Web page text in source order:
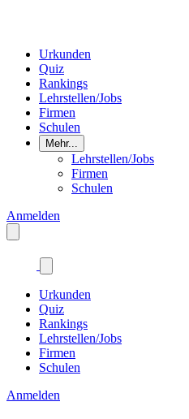
Urkunden
Quiz
Rankings
Lehrstellen/Jobs
Firmen
Schulen
Mehr...
Lehrstellen/Jobs
Firmen
Schulen
Anmelden
Urkunden
Quiz
Rankings
Lehrstellen/Jobs
Firmen
Schulen
Anmelden